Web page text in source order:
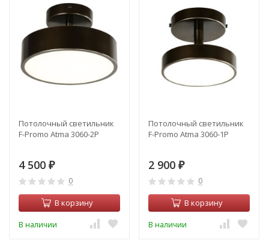
Потолочный светильник
F-Promo Atma 3060-2P
4 500 ₽
0
В корзину
В наличии
Потолочный светильник
F-Promo Atma 3060-1P
2 900 ₽
0
В корзину
В наличии